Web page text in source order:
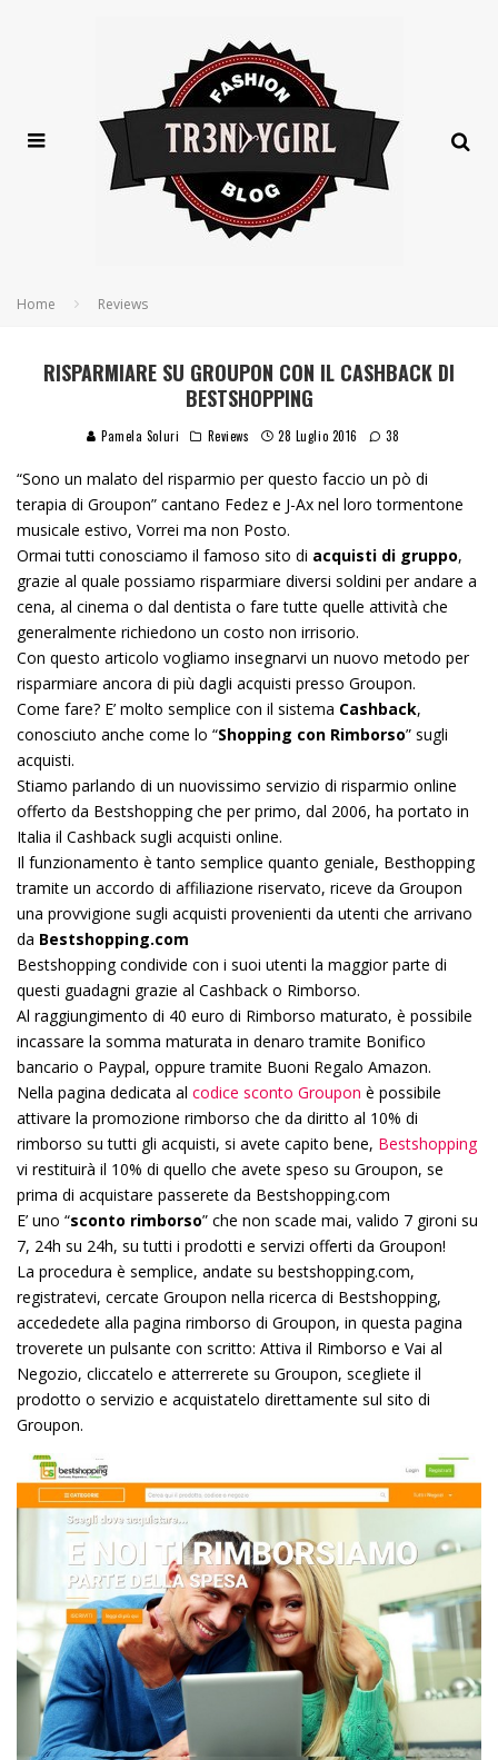
Home Reviews
RISPARMIARE SU GROUPON CON IL CASHBACK DI
BESTSHOPPING
Pamela Soluri Reviews 28 Luglio 2016 38
“Sono un malato del risparmio per questo faccio un pò di
terapia di Groupon” cantano Fedez e J-Ax nel loro tormentone
musicale estivo, Vorrei ma non Posto.
Ormai tutti conosciamo il famoso sito di acquisti di gruppo,
grazie al quale possiamo risparmiare diversi soldini per andare a
cena, al cinema o dal dentista o fare tutte quelle attività che
generalmente richiedono un costo non irrisorio.
Con questo articolo vogliamo insegnarvi un nuovo metodo per
risparmiare ancora di più dagli acquisti presso Groupon.
Come fare? E’ molto semplice con il sistema Cashback,
conosciuto anche come lo “Shopping con Rimborso” sugli
acquisti.
Stiamo parlando di un nuovissimo servizio di risparmio online
offerto da Bestshopping che per primo, dal 2006, ha portato in
Italia il Cashback sugli acquisti online.
Il funzionamento è tanto semplice quanto geniale, Besthopping
tramite un accordo di affiliazione riservato, riceve da Groupon
una provvigione sugli acquisti provenienti da utenti che arrivano
da Bestshopping.com
Bestshopping condivide con i suoi utenti la maggior parte di
questi guadagni grazie al Cashback o Rimborso.
Al raggiungimento di 40 euro di Rimborso maturato, è possibile
incassare la somma maturata in denaro tramite Bonifico
bancario o Paypal, oppure tramite Buoni Regalo Amazon.
Nella pagina dedicata al codice sconto Groupon è possibile
attivare la promozione rimborso che da diritto al 10% di
rimborso su tutti gli acquisti, si avete capito bene, Bestshopping
vi restituirà il 10% di quello che avete speso su Groupon, se
prima di acquistare passerete da Bestshopping.com
E’ uno “sconto rimborso” che non scade mai, valido 7 gironi su
7, 24h su 24h, su tutti i prodotti e servizi offerti da Groupon!
La procedura è semplice, andate su bestshopping.com,
registratevi, cercate Groupon nella ricerca di Bestshopping,
accededete alla pagina rimborso di Groupon, in questa pagina
troverete un pulsante con scritto: Attiva il Rimborso e Vai al
Negozio, cliccatelo e atterrerete su Groupon, scegliete il
prodotto o servizio e acquistatelo direttamente sul sito di
Groupon.